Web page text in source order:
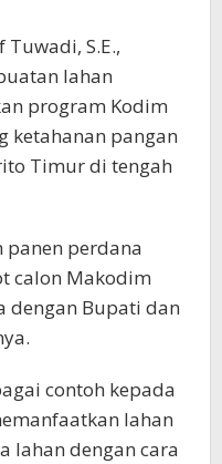
S.E.,
lahan
program Kodim
ketahanan pangan
Timur di tengah
panen perdana
calon Makodim
dengan Bupati dan
contoh kepada
lahan
lahan dengan cara